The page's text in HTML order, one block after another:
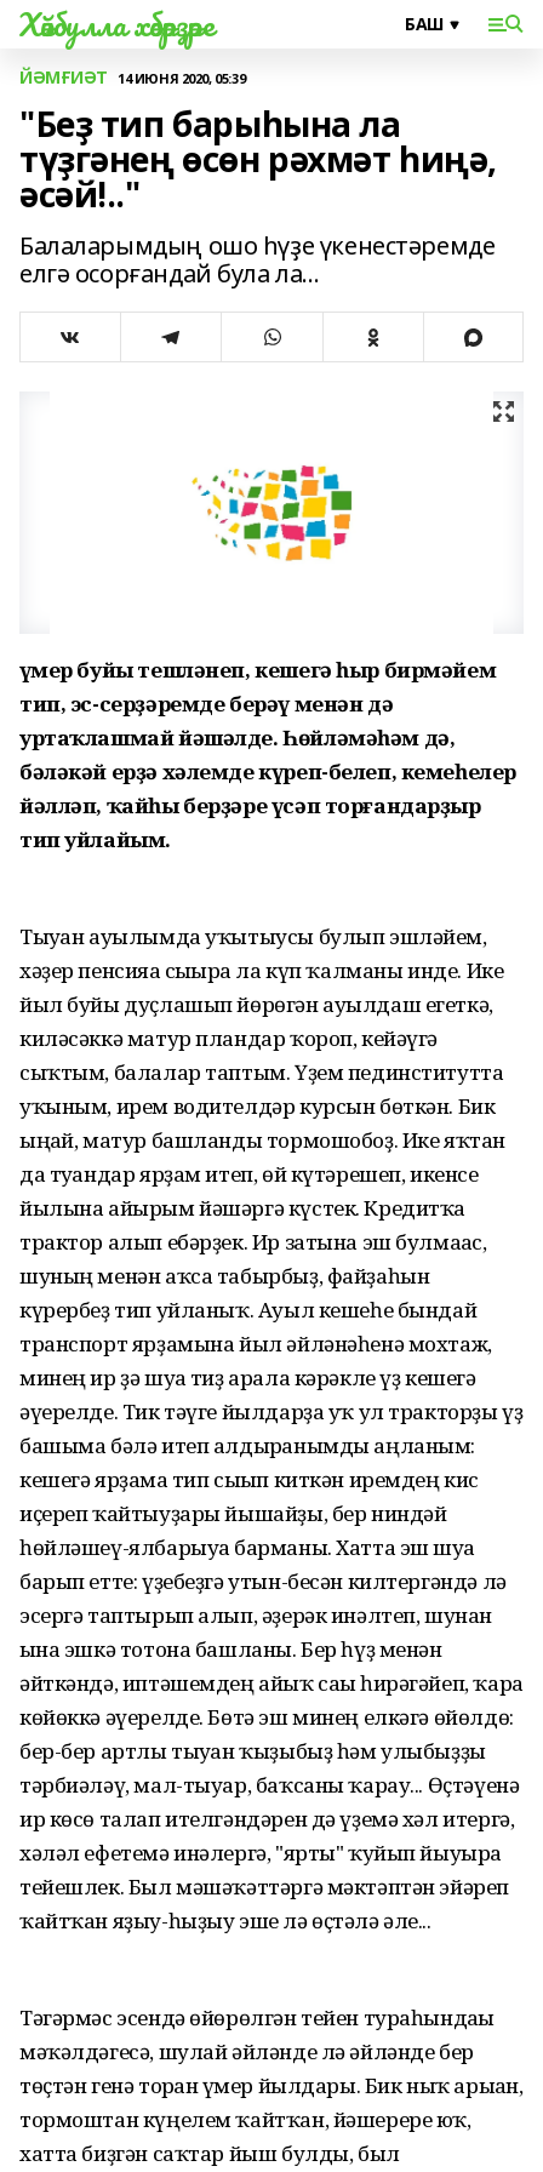
Хәйбулла хәбәрҙәре
ЙӘМҒИӘТ 14 ИЮНЯ 2020, 05:39
"Беҙ тип барыһына ла
түҙгәнең өсөн рәхмәт һиңә,
әсәй!.."
Балаларымдың ошо һүҙе үкенестәремде
елгә осорғандай була ла...
Ғүмер буйы тешләнеп, кешегә һыр бирмәйем
тип, эс-серҙәремде берәү менән дә
уртаҡлашмай йәшәлде. Һөйләмәһәм дә,
бәләкәй ерҙә хәлемде күреп-белеп, кемеһелер
йәлләп, ҡайһы берҙәре үсәп торғандарҙыр
тип уйлайым.
Тыуған ауылымда уҡытыусы булып эшләйем,
хәҙер пенсияға сығырға ла күп ҡалманы инде. Ике
йыл буйы дуҫлашып йөрөгән ауылдаш егеткә,
киләсәккә матур пландар ҡороп, кейәүгә
сыҡтым, балалар таптым. Үҙем пединститутта
уҡыным, ирем водителдәр курсын бөткән. Бик
ыңғай, матур башланды тормошобоҙ. Ике яҡтан
да туғандар ярҙам итеп, өй күтәрешеп, икенсе
йылына айырым йәшәргә күстек. Кредитҡа
трактор алып ебәрҙек. Ир затына эш булмағас,
шуның менән аҡса табырбыҙ, файҙаһын
күрербеҙ тип уйланыҡ. Ауыл кешеһе бындай
транспорт ярҙамына йыл әйләнәһенә мохтаж,
минең ир ҙә шуға тиҙ арала кәрәкле үҙ кешегә
әүерелде. Тик тәүге йылдарҙа уҡ ул тракторҙы үҙ
башыма бәлә итеп алдырғанымды аңланым:
кешегә ярҙамға тип сығып киткән иремдең кис
иҫереп ҡайтыуҙары йышайҙы, бер ниндәй
һөйләшеү-ялбарыуға барманы. Хатта эш шуға
барып етте: үҙебеҙгә утын-бесән килтергәндә лә
эсергә таптырып алып, әҙерәк инәлтеп, шунан
ғына эшкә тотона башланы. Бер һүҙ менән
әйткәндә, иптәшемдең айыҡ сағы һирәгәйеп, ҡара
көйөккә әүерелде. Бөтә эш минең елкәгә өйөлдө:
бер-бер артлы тыуған ҡыҙыбыҙ һәм улыбыҙҙы
тәрбиәләү, мал-тыуар, баҡсаны ҡарау... Өҫтәүенә
ир көсө талап ителгәндәрен дә үҙемә хәл итергә,
хәләл ефетемә инәлергә, "ярты" ҡуйып йыуырға
тейешлек. Был мәшәҡәттәргә мәктәптән эйәреп
ҡайтҡан яҙыу-һыҙыу эше лә өҫтәлә әле...
Тәгәрмәс эсендә өйөрөлгән тейен тураһындағы
мәҡәлдәгесә, шулай әйләнде лә әйләнде бер
төҫтән генә торған ғүмер йылдары. Бик ныҡ арыған,
тормоштан күңелем ҡайтҡан, йәшерере юҡ,
хатта биҙгән саҡтар йыш булды, был